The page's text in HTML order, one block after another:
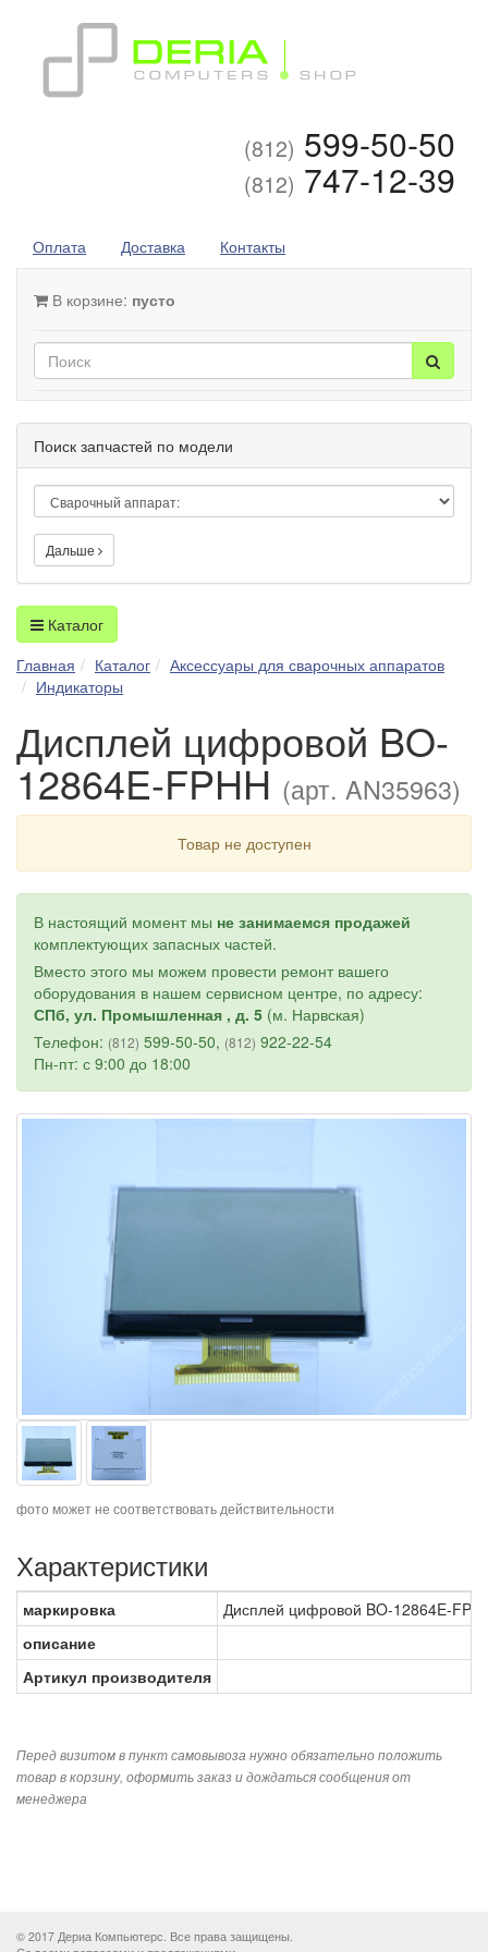
(812) 599-50-50
(812) 747-12-39
Оплата Доставка Контакты
В корзине: пусто
Поиск запчастей по модели
Дальше
Каталог
Главная
Каталог
Аксессуары для сварочных аппаратов
Индикаторы
Дисплей цифровой BO-
12864E-FPHH (арт. AN35963)
Товар не доступен
В настоящий момент мы не занимаемся продажей
комплектующих запасных частей.
Вместо этого мы можем провести ремонт вашего
оборудования в нашем сервисном центре, по адресу:
СПб, ул. Промышленная , д. 5 (м. Нарвская)
Телефон: (812) 599-50-50, (812) 922-22-54
Пн-пт: с 9:00 до 18:00
фото может не соответствовать действительности
Характеристики
маркировка
Дисплей цифровой BO-12864E-
описание
Артикул производителя
Перед визитом в пункт самовывоза нужно обязательно положить
товар в корзину, оформить заказ и дождаться сообщения от
менеджера
© 2017 Дериа Компьютерс. Все права защищены.